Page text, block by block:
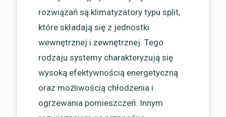
rozwiązań są klimatyzatory typu split,
które składają się z jednostki
wewnętrznej i zewnętrznej. Tego
rodzaju systemy charakteryzują się
wysoką efektywnością energetyczną
oraz możliwością chłodzenia i
ogrzewania pomieszczeń. Innym